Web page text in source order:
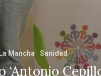
Mancha Sanidad